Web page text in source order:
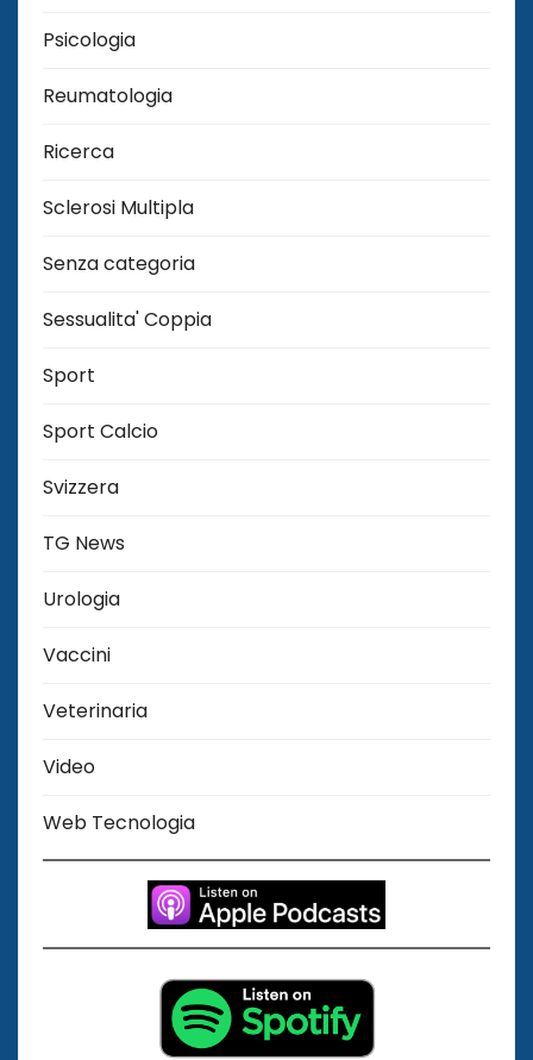
Psicologia
Reumatologia
Ricerca
Sclerosi Multipla
Senza categoria
Sessualita' Coppia
Sport
Sport Calcio
Svizzera
TG News
Urologia
Vaccini
Veterinaria
Video
Web Tecnologia